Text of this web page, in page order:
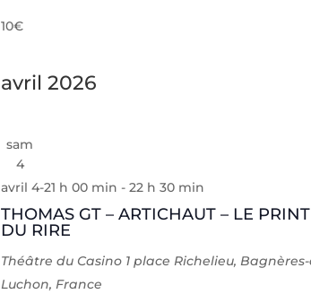
10€
avril 2026
sam
4
THOMAS GT – ARTICHAUT – LE
DU RIRE
avril 4-21 h 00 min -22 h 30 min
Théâtre du Casino 1 place Richelieu,
Luchon, France